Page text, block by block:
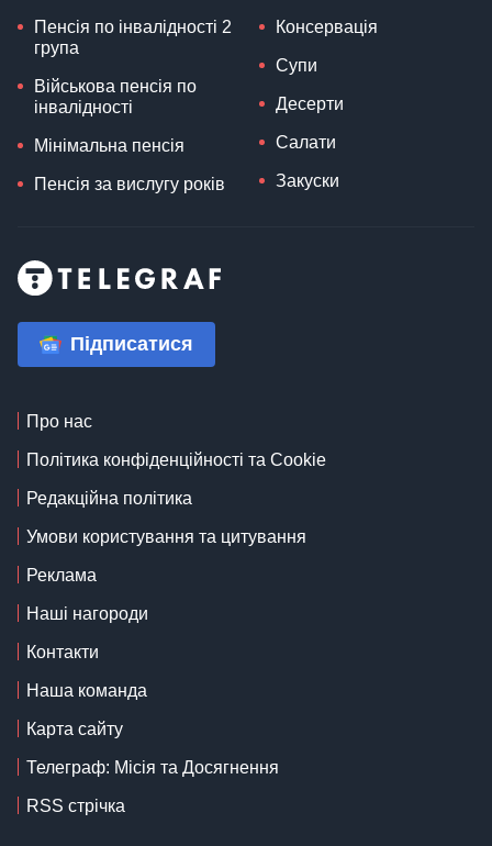
Пенсія по інвалідності 2
група
Військова пенсія по
інвалідності
Мінімальна пенсія
Пенсія за вислугу років
Консервація
Супи
Десерти
Салати
Закуски
Підписатися
Про нас
Політика конфіденційності та Cookie
Редакційна політика
Умови користування та цитування
Реклама
Наші нагороди
Контакти
Наша команда
Карта сайту
Телеграф: Місія та Досягнення
RSS стрічка